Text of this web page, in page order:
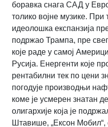
боравка снага САД у
толико војне музике. При
идеолошка експанзија
подржао Трампа, пре
које раде у самој
Русија. Енергенти које
рентабилни тек по цени
погодује производњи
коме је усмерен знатан
олигархије која је
Штавише, „Ексон Мобил“,